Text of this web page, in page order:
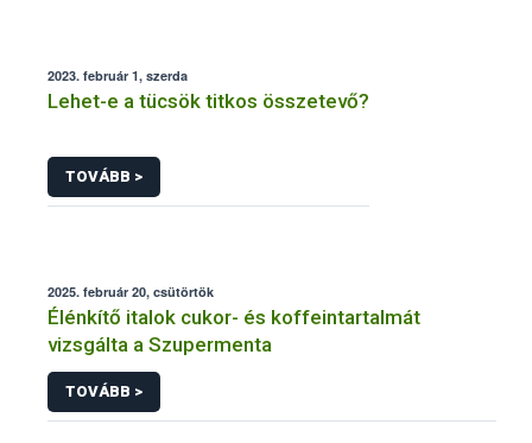
2023. február 1, szerda
Lehet-e a tücsök titkos összetevő?
TOVÁBB >
2025. február 20, csütörtök
Élénkítő italok cukor- és koffeintartalmát
vizsgálta a Szupermenta
TOVÁBB >